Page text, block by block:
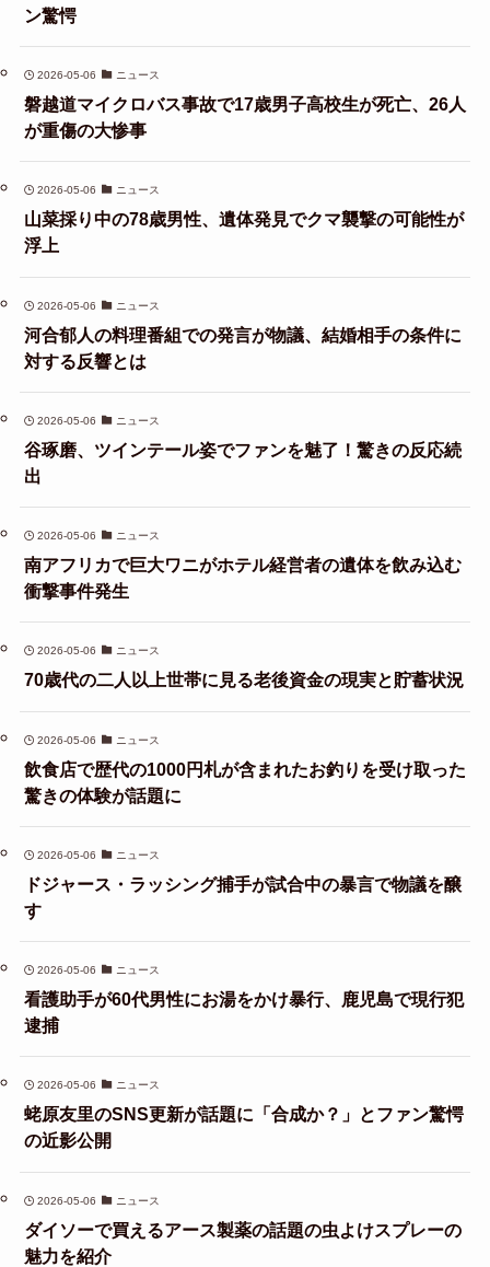
ン驚愕
2026-05-06 ニュース
磐越道マイクロバス事故で17歳男子高校生が死亡、26人
が重傷の大惨事
2026-05-06 ニュース
山菜採り中の78歳男性、遺体発見でクマ襲撃の可能性が
浮上
2026-05-06 ニュース
河合郁人の料理番組での発言が物議、結婚相手の条件に
対する反響とは
2026-05-06 ニュース
谷琢磨、ツインテール姿でファンを魅了！驚きの反応続
出
2026-05-06 ニュース
南アフリカで巨大ワニがホテル経営者の遺体を飲み込む
衝撃事件発生
2026-05-06 ニュース
70歳代の二人以上世帯に見る老後資金の現実と貯蓄状況
2026-05-06 ニュース
飲食店で歴代の1000円札が含まれたお釣りを受け取った
驚きの体験が話題に
2026-05-06 ニュース
ドジャース・ラッシング捕手が試合中の暴言で物議を醸
す
2026-05-06 ニュース
看護助手が60代男性にお湯をかけ暴行、鹿児島で現行犯
逮捕
2026-05-06 ニュース
蛯原友里のSNS更新が話題に「合成か？」とファン驚愕
の近影公開
2026-05-06 ニュース
ダイソーで買えるアース製薬の話題の虫よけスプレーの
魅力を紹介